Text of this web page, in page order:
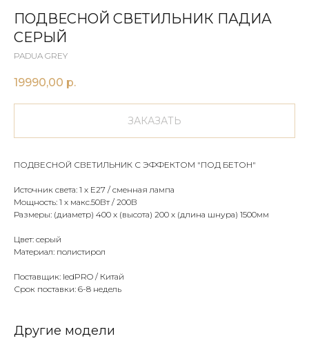
ПОДВЕСНОЙ СВЕТИЛЬНИК ПАДИА
СЕРЫЙ
PADUA GREY
19990,00 р.
ЗАКАЗАТЬ
ПОДВЕСНОЙ СВЕТИЛЬНИК С ЭФФЕКТОМ "ПОД БЕТОН"
Источник света: 1 х E27 / сменная лампа
Мощность: 1 х макс.50Вт / 200В
Размеры: (диаметр) 400 x (высота) 200 х (длина шнура) 1500мм
Цвет: серый
Материал: полистирол
Поставщик: ledPRO / Китай
Срок поставки: 6-8 недель
Другие модели